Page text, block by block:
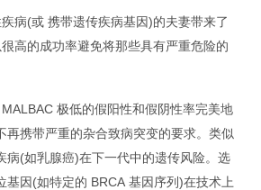
病(或 携带遗传疾病基因)的夫妻带来了
高的成功率避免将那些具有严重危险的
, MALBAC 极低的假阳性和假阴性率完美地
再携带严重的杂合致病突变的要求。类似
病(如乳腺癌)在下一代中的遗传风险。选
基因 (如特定的 BRCA 基因序列 )在技术上